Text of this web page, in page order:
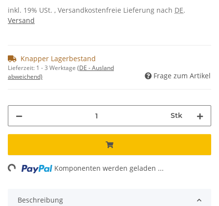
inkl. 19% USt. , Versandkostenfreie Lieferung nach DE.
Versand
Knapper Lagerbestand
Lieferzeit: 1 - 3 Werktage (DE - Ausland
abweichend)
Frage zum Artikel
Stk
Komponenten werden geladen ...
Beschreibung